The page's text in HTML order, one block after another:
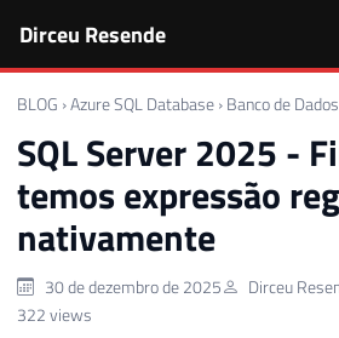
Dirceu Resende
BLOG ›Azure SQL Database › Banco de Dados
SQL Server 2025 -
temos expressão
nativamente
30 de dezembro de 2025 Dirceu
322 views